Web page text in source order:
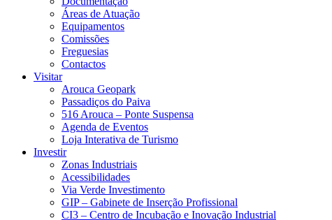
Áreas de Atuação
Equipamentos
Comissões
Freguesias
Contactos
Visitar
Arouca Geopark
Passadiços do Paiva
516 Arouca – Ponte Suspensa
Agenda de Eventos
Loja Interativa de Turismo
Investir
Zonas Industriais
Acessibilidades
Via Verde Investimento
GIP – Gabinete de Inserção Profissional
CI3 – Centro de Incubação e Inovação Industrial